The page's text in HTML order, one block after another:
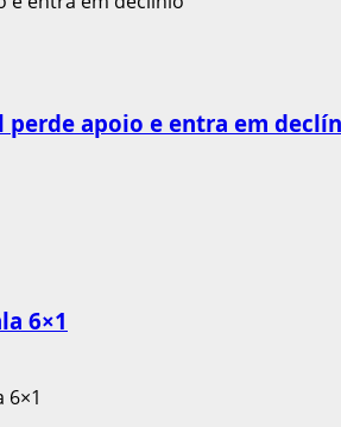
perde apoio e entra em
6×1